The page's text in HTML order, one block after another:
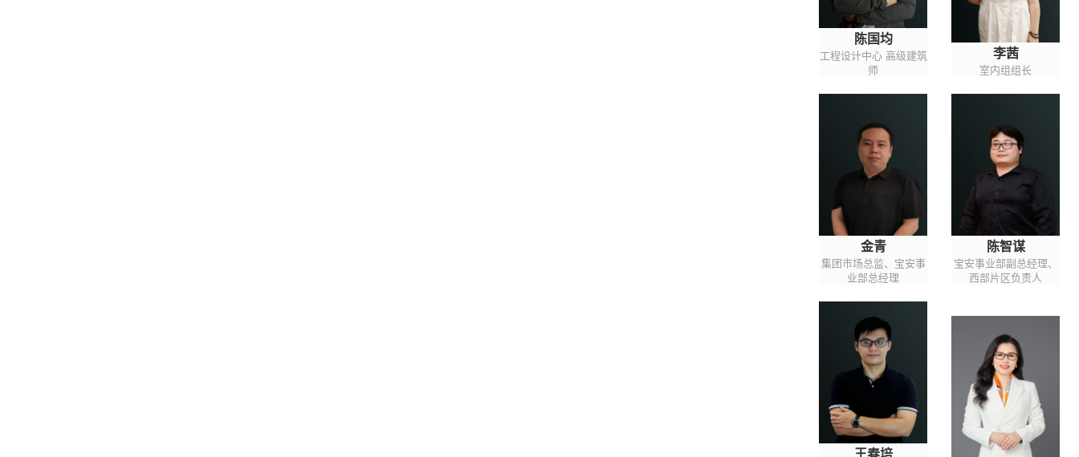
陈国均
工程设计中心 高级建筑
师
李茜
室内组组长
金青
集团市场总监、宝安事
业部总经理
陈智谋
宝安事业部副总经理、
西部片区负责人